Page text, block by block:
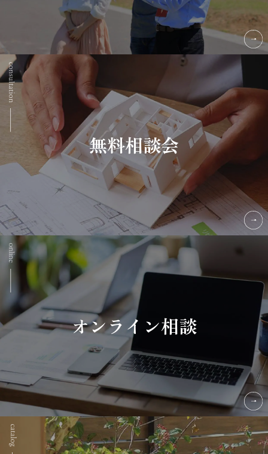
無料相談会
オンライン相談